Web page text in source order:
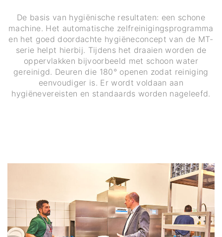
De basis van hygiënische resultaten: een schone
machine. Het automatische zelfreinigingsprogramma
en het goed doordachte hygiëneconcept van de MT-
serie helpt hierbij. Tijdens het draaien worden de
oppervlakken bijvoorbeeld met schoon water
gereinigd. Deuren die 180° openen zodat reiniging
eenvoudiger is. Er wordt voldaan aan
hygiënevereisten en standaards worden nageleefd.